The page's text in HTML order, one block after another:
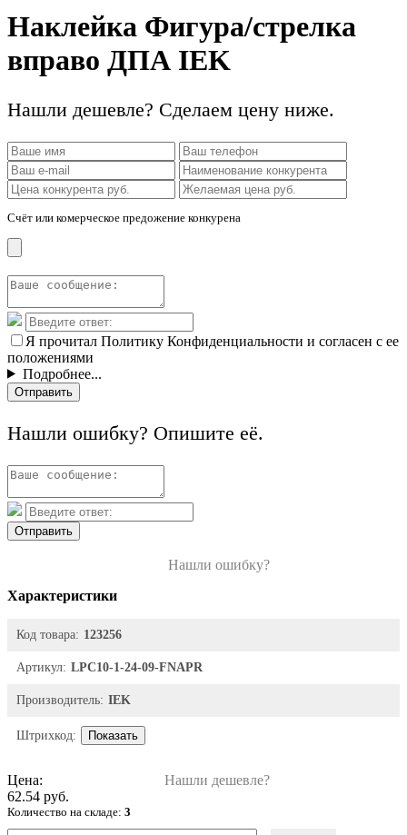
Наклейка Фигура/стрелка
вправо ДПА IEK
Нашли дешевле? Сделаем цену ниже.
Счёт или комерческое предожение конкурена
Я прочитал Политику Конфиденциальности и согласен с ее
положениями
Подробнее...
Отправить
Нашли ошибку? Опишите её.
Отправить
Нашли ошибку?
Характеристики
Код товара: 123256
Артикул: LPC10-1-24-09-FNAPR
Производитель: IEK
Штрихкод: Показать
Цена:
Нашли дешевле?
62.54 руб.
Количество на складе: 3